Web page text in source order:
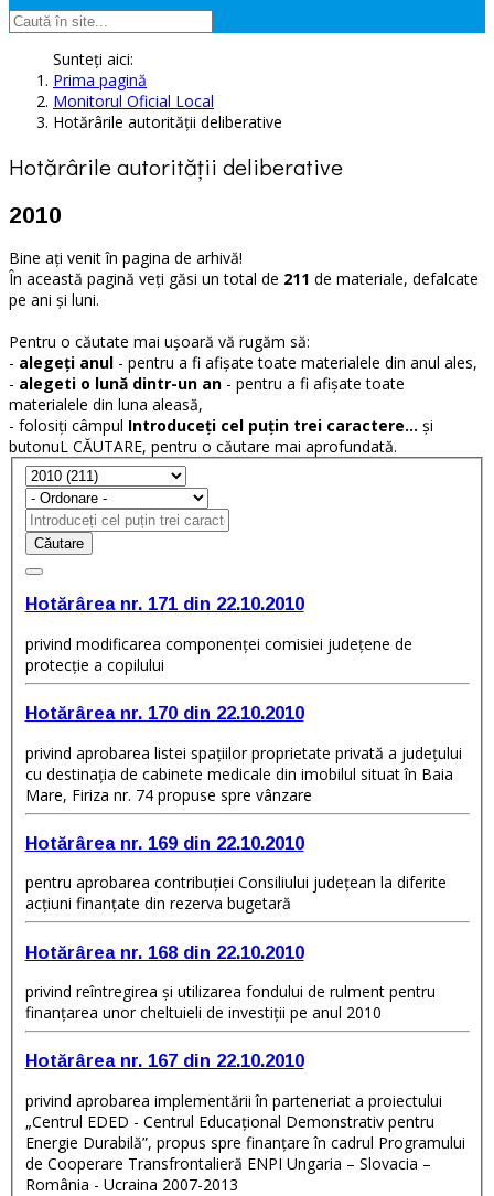
Sunteți aici:
Prima pagină
Monitorul Oficial Local
Hotărârile autorităţii deliberative
Hotărârile autorităţii deliberative
2010
Bine ați venit în pagina de arhivă!
În această pagină veți găsi un total de 211 de materiale, defalcate
pe ani și luni.
Pentru o căutate mai ușoară vă rugăm să:
- alegeți anul - pentru a fi afișate toate materialele din anul ales,
- alegeti o lună dintr-un an - pentru a fi afișate toate
materialele din luna aleasă,
- folosiți câmpul Introduceți cel puțin trei caractere... și
butonuL CĂUTARE, pentru o căutare mai aprofundată.
Căutare
Hotărârea nr. 171 din 22.10.2010
privind modificarea componenţei comisiei judeţene de
protecţie a copilului
Hotărârea nr. 170 din 22.10.2010
privind aprobarea listei spaţiilor proprietate privată a judeţului
cu destinaţia de cabinete medicale din imobilul situat în Baia
Mare, Firiza nr. 74 propuse spre vânzare
Hotărârea nr. 169 din 22.10.2010
pentru aprobarea contribuţiei Consiliului judeţean la diferite
acţiuni finanţate din rezerva bugetară
Hotărârea nr. 168 din 22.10.2010
privind reîntregirea şi utilizarea fondului de rulment pentru
finanţarea unor cheltuieli de investiţii pe anul 2010
Hotărârea nr. 167 din 22.10.2010
privind aprobarea implementării în parteneriat a proiectului
„Centrul EDED - Centrul Educaţional Demonstrativ pentru
Energie Durabilă”, propus spre finanţare în cadrul Programului
de Cooperare Transfrontalieră ENPI Ungaria – Slovacia –
România - Ucraina 2007-2013